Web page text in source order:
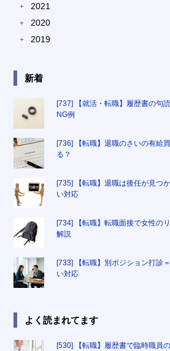
+ 2021
+ 2020
+ 2019
新着
[737] 【就活・転職】履歴書の句
NG例
[736] 【転職】退職のさいの有給
る？
[735] 【転職】退職は後任が見つ
い対応
[734] 【転職】転職面接で女性の
解説
[733] 【転職】別ポジション打診
い対応
よく読まれてます
[530] 【転職】履歴書で臨時職員